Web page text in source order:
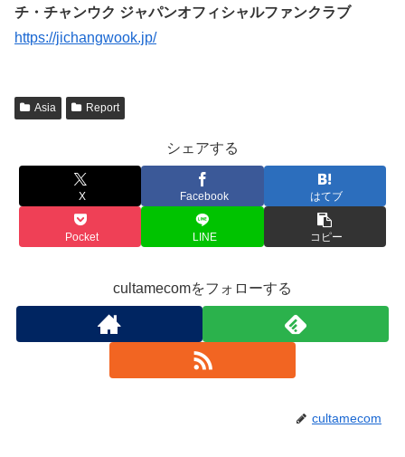
チ・チャンウク ジャパンオフィシャルファンクラブ
https://jichangwook.jp/
Asia Report
シェアする
X Facebook はてブ
Pocket LINE コピー
cultamecomをフォローする
cultamecom